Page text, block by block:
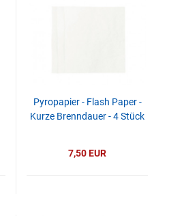
Pyropapier - Flash Paper -
Kurze Brenndauer - 4 Stück
7,50 EUR